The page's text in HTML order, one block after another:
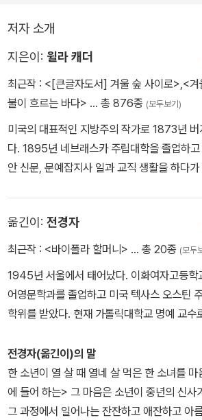
저자 소개
지은이: 윌라 캐더
최근작 : <[큰글자도서] 겨울 숲 사이로>,<겨
불이 흐르는 바다> … 총 876종 (모두보기)
미국의 대표적인 지방주의 작가로 1873년
다. 1895년 네브래스카 주립대학을 졸업하
안 신문, 문예잡지사 일과 교직 생활을 하다
가 되었다. 캐더는 웅대한 자연을 묘사하는
한 필치로 모든 개개인의 생활에 새겨진 인간
사였던 캐더는 1947년 미혼인 채로 세상을 떠났다. 1927
한 『대주교에게 죽음이 오다』는 윌라 캐더가
지방을 여러 차례 여행하면서 구상한 작품이
로 이룩한 포교의 생애를 흥미진진하게 묘사
무대가 되는 뉴멕시코 일대의 웅대한 자연환경
작으로 네브래스카의 대초원을 무대로 펼쳐
옮긴이: 전경자
최근작 : <바이폴라 할머니> … 총 20종 (모두
1945년 서울에서 태어났다. 이화여자고등학
어영문학과를 졸업하고 미국 텍사스 오스틴
학위를 받았다. 현재 가톨릭대학교 명예 교
수상하였으며, 이 밖에도 '코리아타임스 한국
수상한 바 있다. 저서로 시집 『아무리 아니라 하여도 혹시나 그리움
아닌가』가 있고, 옮긴 책으로 『유토피아』(
다수가 있으며 영역으로 Peace Under
전경자(옮긴이)의 말
한 소년이 열 살 때 열네 살 먹은 한 소녀를
에 들어 하는> 그 마음은 소년이 중년의 신사
그 과정에서 일어나는 잔잔하고 애잔하고 아